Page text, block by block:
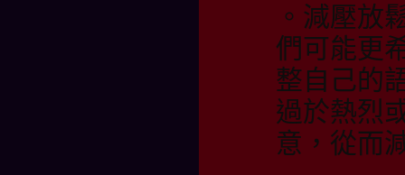
。減壓放
們可能更
整自己的
過於熱烈
意，從而